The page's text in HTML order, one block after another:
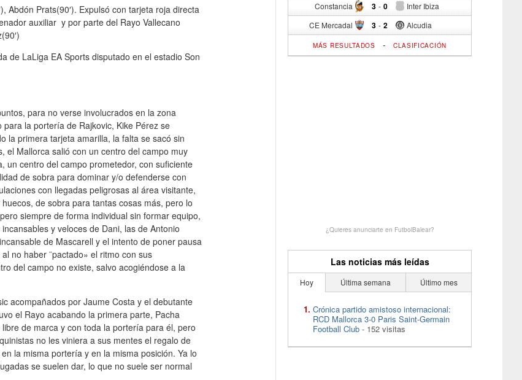
Abdón Prats(90′). Expulsó con tarjeta roja directa
auxiliar y por parte del Rayo Vallecano
de LaLiga EA Sports disputado en el estadio Son
para no verse involucrados en la zona
la portería de Rajkovic, Kike Pérez se
la primera tarjeta amarilla, la falta se sacó sin
el Mallorca salió con un centro del campo muy
un centro del campo prometedor, con suficiente
de sobra para dominar y/o defenderse con
con llegadas peligrosas al área visitante,
de sobra para tantas cosas más, pero lo
siempre de forma individual sin formar equipo,
y veloces de Dani, las de Antonio
de Mascarell y el intento de poner pausa
no haber ¨pactado» el ritmo con sus
del campo no existe, salvo acogiéndose a la
acompañados por Jaume Costa y el debutante
el Rayo acabando la primera parte, Pacha
de marca y con toda la portería para él, pero
no les viniera a sus mentes el regalo de
la misma portería y en la misma posición. Ya lo
se suelen dar, lo que no suele ser normal
Constancia 3 - Inter Ibiza
0
CE Mercadal 3 - Alcudia
2
MÁS RESULTADOS - CLASIFICACIÓN
¿Quieres anunciarte en FutbolBalear?
Las noticias más leídas
Hoy Última semana Último mes
Crónica partido amistoso internacional:
RCD Mallorca 3-0 Paris Saint-Germain
Football Club - 152 visitas